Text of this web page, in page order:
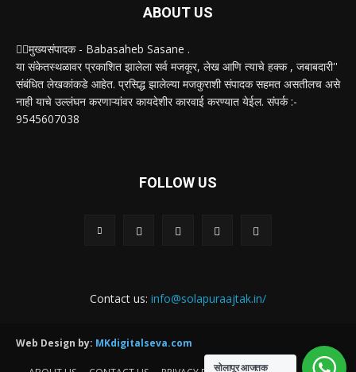
ABOUT US
✍🏻मुख्यसंपादक - Babasaheb Sasane .
या संकेतस्थळावर प्रकाशित झालेला सर्व मजकूर, लेख आणि त्याचे हक्क , जबाबदारी''
संबंधित लेखकांकडे आहेत. प्रसिद्ध झालेल्या मजकुराशी संपादक सहमत असतीलच असे
नाही याचे उल्लंघन करणाऱ्यांवर कायदेशीर कारवाई करण्यात येईल. संपर्क :-
9545607038
FOLLOW US
Contact us: info@solapuraajtak.in/
Web Design by: MKdigitalseva.com
सोलापूर आजतक